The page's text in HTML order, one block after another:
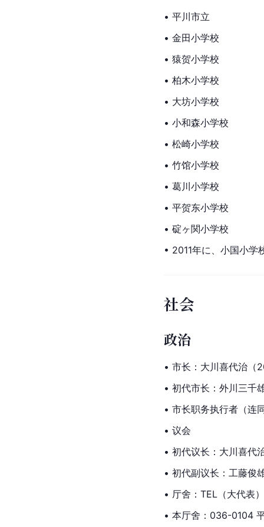
• 平川市立
• 金田小学校
• 猿贺小学校
• 柏木小学校
• 大坊小学校
• 小和森小学校
• 松崎小学校
• 竹馆小学校
• 葛川小学校
• 平贺东小学校
• 碇ヶ関小学校
• 2011年に、小国小
社会
政治
• 市长：大川喜代治
• 初代市长：外川三
• 市长职务执行者（连
• 议会
• 初代议长：大川喜代
• 初代副议长：工藤俊
• 厅舍：TEL（大代表
• 本厅舍：036-0104